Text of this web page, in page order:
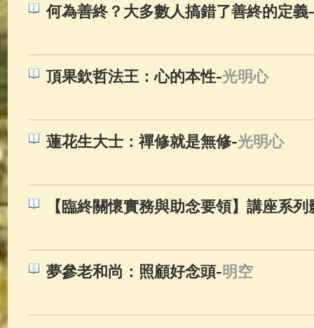
何為善終？大多數人搞錯了善終的定義-
頂果欽哲法王：心的本性-光明心
蓮花生大士：禪修就是無修-光明心
【臨終關懷實務與助念要領】講座系列
夢參老和尚：照顧​好念頭-明空